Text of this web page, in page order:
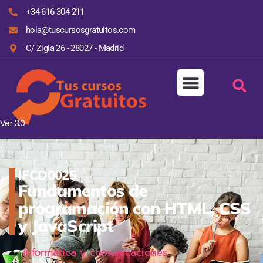
+34 616 304 211
hola@tuscursosgratuitos.com
C/ Zigia 26 - 28027 - Madrid
Ver 3.0
IFCD0025
Fundamentos de
programación con HTML, CSS
y JavaScript
Informática y comunicaciones